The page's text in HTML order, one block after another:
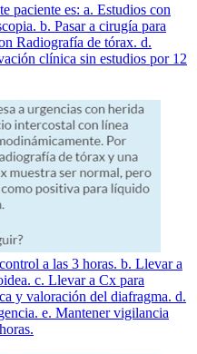
paciente es: a. Estudios con
b. Pasar a cirugía para
Radiografía de tórax. d.
clínica sin estudios por 12
a las 3 horas. b. Llevar a
c. Llevar a Cx para
y valoración del diafragma. d.
e. Mantener vigilancia